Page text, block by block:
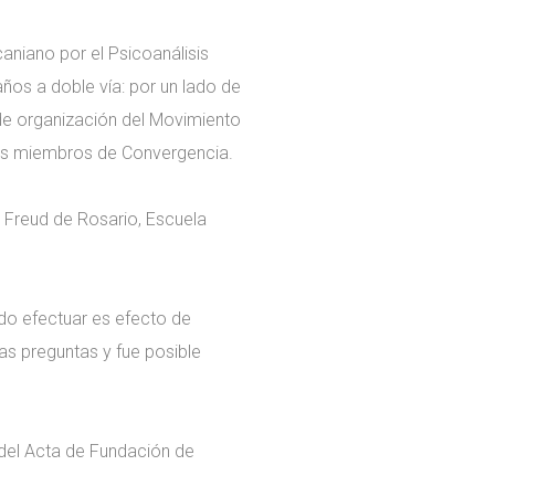
por el Psicoanálisis
a doble vía: por un lado de
organización del Movimiento
miembros de Convergencia.
de Rosario, Escuela
efectuar es efecto de
preguntas y fue posible
Acta de Fundación de